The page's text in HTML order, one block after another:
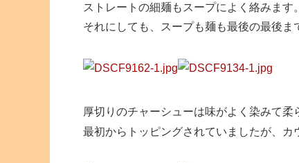
ストレートの細麺もスープによく絡みます。
それにしても、スープも麺も最後の最後ま
厚切りのチャーシューは味がよく染みて柔
最初からトッピングされていましたが、カ